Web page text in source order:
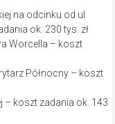
na odcinku od ul.
ok. 230 tys. zł
Worcella – koszt
Północny – koszt
– koszt zadania ok. 143